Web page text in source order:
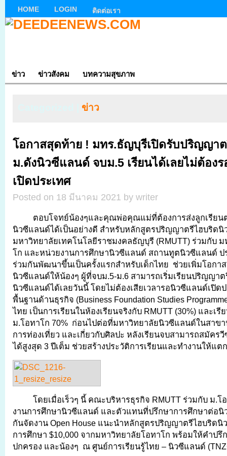
HOME LOGIN ติดต่อเรา
ข่าว ข่าวสังคม บทความสุขภาพ
ข่าว
โอกาสสุดท้าย ! มทร.ธัญบุรีเปิดรับปริญญา
ม.ดังนิวซีแลนด์ จบม.5 เรียนได้เลยไม่ต้อง
เปิดประเทศ
Posted on 18 มีนาคม 2021 by writer
ตอบโจทย์น้องๆและคุณพ่อคุณแม่ที่ต้องการส่งลูกเรียน
นิวซีแลนด์ได้เป็นอย่างดี สำหรับหลักสูตรปริญญาตรีไฮบริด
มหาวิทยาลัยเทคโนโลยีราชมงคลธัญบุรี (RMUTT) ร่วมกับ
โก และหน่วยงานการศึกษานิวซีแลนด์ สถานทูตนิวซีแลนด์ ป
ร่วมกันพัฒนาขึ้นเป็นครั้งแรกสำหรับเด็กไทย ช่วยเพิ่มโอกา
นิวซีแลนด์ให้น้องๆ ผู้ที่จบม.5-ม.6 สามารถเริ่มเรียนปริญญา
นิวซีแลนด์ได้เลยวันนี้ โดยไม่ต้องเสียเวลารอนิวซีแลนด์เปิดป
พื้นฐานด้านธุรกิจ (Business Foundation Studies
ไทย เป็นการเรียนในห้องเรียนจริงกับ RMUTT (30%) และเ
ม.โอทาโก 70% ก่อนไปต่อที่มหาวิทยาลัยนิวซีแลนด์ในสาข
การท่องเที่ยว และเกี่ยวกับศิลปะ หลังเรียนจบสามารถสมัครวี
ได้สูงสุด 3 ปีเต็ม ช่วยสร้างประวัติการเรียนและทำงานให้แต
โดยเมื่อเร็วๆ นี้ คณะบริหารธุรกิจ RMUTT ร่วมกับ ม.โ
งานการศึกษานิวซีแลนด์ และตัวแทนที่ปรึกษาการศึกษาต่อนิ
กันจัดงาน Open House แนะนำหลักสูตรปริญญาตรีไฮบริด
การศึกษา $10,000 จากมหาวิทยาลัยโอทาโก พร้อมให้คำป
ปกครอง และน้องๆ ณ ศูนย์การเรียนรู้ไทย – นิวซีแลนด์